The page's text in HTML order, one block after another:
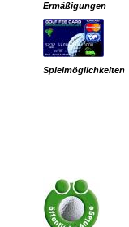
Ermäßigungen
Spielmöglichkeiten